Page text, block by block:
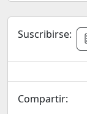
Suscribirse:
Compartir: